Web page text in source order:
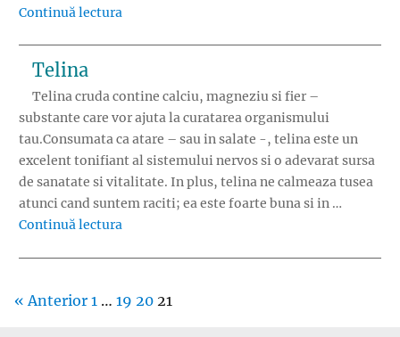
Continuă lectura
Telina
Telina cruda contine calciu, magneziu si fier –
substante care vor ajuta la curatarea organismului
tau.Consumata ca atare – sau in salate -, telina este un
excelent tonifiant al sistemului nervos si o adevarat sursa
de sanatate si vitalitate. In plus, telina ne calmeaza tusea
atunci cand suntem raciti; ea este foarte buna si in …
Continuă lectura
« Anterior 1 … 19 20 21